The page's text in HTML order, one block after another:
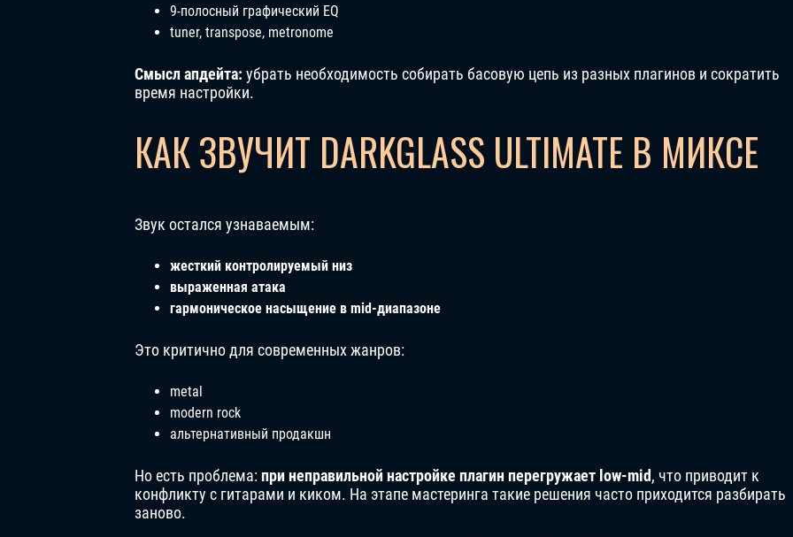
9-полосный графический EQ
tuner, transpose, metronome
Смысл апдейта: убрать необходимость собирать басовую цепь из разных плагинов и сократить
время настройки.
КАК ЗВУЧИТ DARKGLASS ULTIMATE В МИКСЕ
Звук остался узнаваемым:
жесткий контролируемый низ
выраженная атака
гармоническое насыщение в mid-диапазоне
Это критично для современных жанров:
metal
modern rock
альтернативный продакшн
Но есть проблема:при неправильной настройке плагин перегружает low-mid, что приводит к
конфликту с гитарами и киком. На этапе мастеринга такие решения часто приходится разбирать
заново.